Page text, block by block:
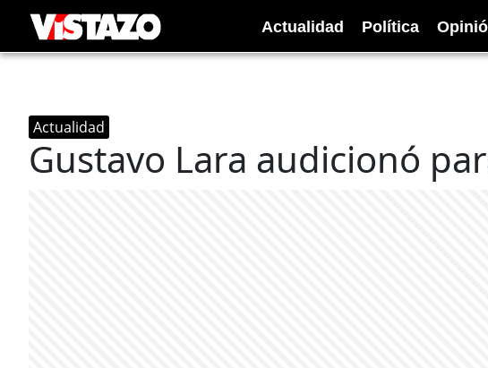
Actualidad Política
Actualidad
Gustavo Lara audicionó